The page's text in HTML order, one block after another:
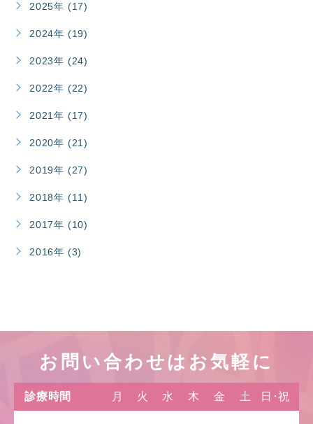
2025年 (17)
2024年 (19)
2023年 (24)
2022年 (22)
2021年 (17)
2020年 (21)
2019年 (27)
2018年 (11)
2017年 (10)
2016年 (3)
お問い合わせはお気軽に
診療時間 月 火 水 木 金 土 日･祝